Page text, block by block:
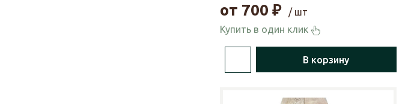
от 700 ₽
/ шт
Купить в один клик
В корзину